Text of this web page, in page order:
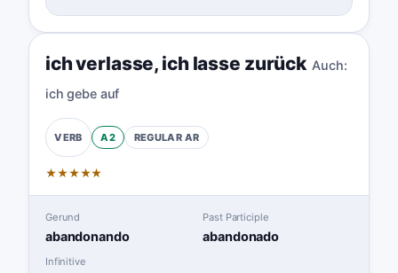
ich verlasse, ich lasse zurück Auch:
ich gebe auf
VERB A2 REGULAR AR
★★★★★
Gerund
abandonando
Past Participle
abandonado
Infinitive